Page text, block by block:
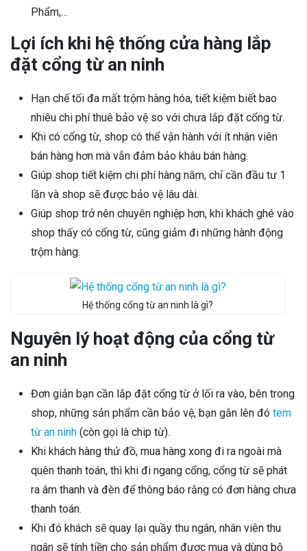
Phẩm,…
Lợi ích khi hệ thống cửa hàng lắp
đặt cổng từ an ninh
Hạn chế tối đa mất trộm hàng hóa, tiết kiệm biết bao
nhiêu chi phí thuê bảo vệ so với chưa lắp đặt cổng từ.
Khi có cổng từ, shop có thể vận hành với ít nhân viên
bán hàng hơn mà vẫn đảm bảo khâu bán hàng.
Giúp shop tiết kiệm chi phí hàng năm, chỉ cần đầu tư 1
lần và shop sẽ được bảo vệ lâu dài.
Giúp shop trở nên chuyên nghiệp hơn, khi khách ghé vào
shop thấy có cổng từ, cũng giảm đi những hành động
trộm hàng.
Hệ thống cổng từ an ninh là gì?
Nguyên lý hoạt động của cổng từ
an ninh
Đơn giản bạn cần lắp đặt cổng từ ở lối ra vào, bên trong
shop, những sản phẩm cần bảo vệ, bạn gắn lên đó tem
từ an ninh (còn gọi là chip từ).
Khi khách hàng thử đồ, mua hàng xong đi ra ngoài mà
quên thanh toán, thì khi đi ngang cổng, cổng từ sẽ phát
ra âm thanh và đèn để thông báo rằng có đơn hàng chưa
thanh toán.
Khi đó khách sẽ quay lại quầy thu ngân, nhân viên thu
ngân sẽ tính tiền cho sản phẩm được mua và dùng bộ